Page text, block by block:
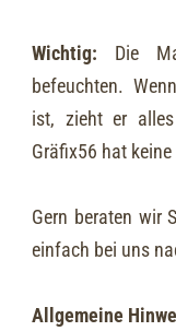
Wichtig: Die
befeuchten.
ist, zieht er
Gräfix56 hat
Gern beraten wir
einfach bei uns
Allgemeine